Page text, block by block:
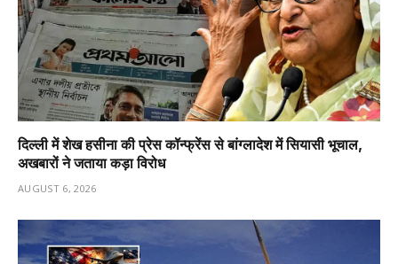
दिल्ली में शेख हसीना की प्रेस कॉन्फ्रेंस से बांग्लादेश में सियासी भूचाल,
अखबारों ने जताया कड़ा विरोध
AUGUST 6, 2026